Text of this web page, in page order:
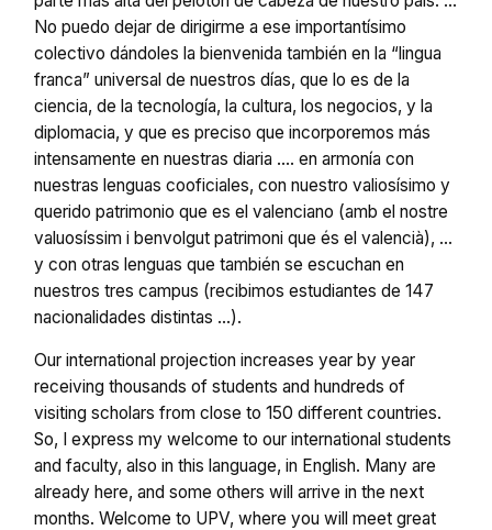
No puedo dejar de dirigirme a ese importantísimo
colectivo dándoles la bienvenida también en la “lingua
franca” universal de nuestros días, que lo es de la
ciencia, de la tecnología, la cultura, los negocios, y la
diplomacia, y que es preciso que incorporemos más
intensamente en nuestras diaria …. en armonía con
nuestras lenguas cooficiales, con nuestro valiosísimo y
querido patrimonio que es el valenciano (amb el nostre
valuosíssim i benvolgut patrimoni que és el valencià), …
y con otras lenguas que también se escuchan en
nuestros tres campus (recibimos estudiantes de 147
nacionalidades distintas …).
Our international projection increases year by year
receiving thousands of students and hundreds of
visiting scholars from close to 150 different countries.
So, I express my welcome to our international students
and faculty, also in this language, in English. Many are
already here, and some others will arrive in the next
months. Welcome to UPV, where you will meet great